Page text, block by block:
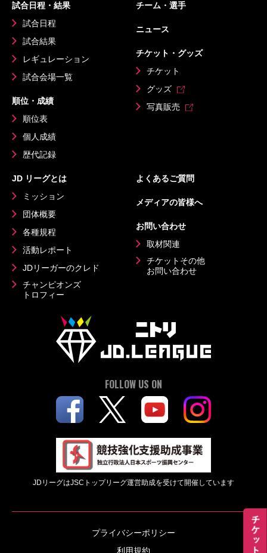
試合日程・結果
試合日程
試合結果
レギュレーション
試合会場一覧
順位・成績
順位表
個人成績
歴代記録
チーム・選手
ニュース
チケット・グッズ
チケット
グッズ
写真販売
JD リーグとは
ミッション
団体概要
各種規程
活動レポート
JDリーガーのクレド
チャンピオンズ
トロフィー
よくあるご質問
メディアの皆様へ
お問い合わせ
取材関連
チケットその他
お問い合わせ
FOLLOW US ON
JDリーグはJSCトップリーグ運営助成を受けて開催しています
プライバシーポリシー
利用規約